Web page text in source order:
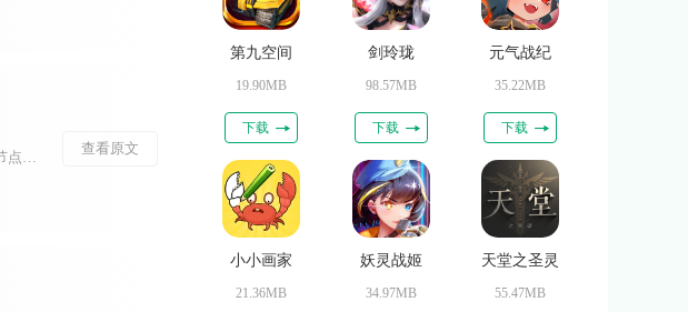
想要拥有更多光之翼，需要同时收集地图刷新的普通光之翼，持续解锁先祖节点获取永久光之翼，兼顾收集路线规划与光之翼防护，两种光翼叠加才能不断提升翅膀等级。光之翼分为普通光之翼与永久光之翼，普通光之翼就是地图各处的小金人，拾取后增加当前翅膀数量，但献祭重生...
查看原文
第九空间
19.90MB
下载
剑玲珑
98.57MB
下载
元气战纪
35.22MB
下载
小小画家
21.36MB
妖灵战姬
34.97MB
天堂之圣灵
55.47MB